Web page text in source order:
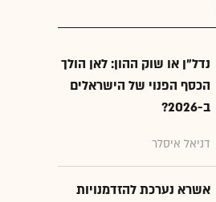
נדל"ן או שוק ההון: לאן הולך
הכסף הפנוי של הישראלים
ב-2026?
דניאל איסלר
אשרא נערכת להזדמנויות